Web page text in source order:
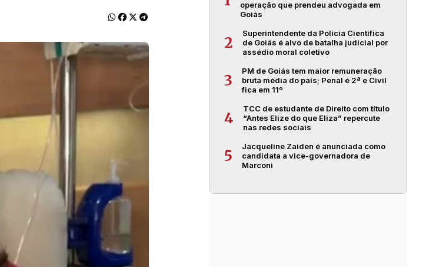
operação que prendeu advogada em
Goiás
2
Superintendente da Polícia Científica
de Goiás é alvo de batalha judicial por
assédio moral coletivo
3
PM de Goiás tem maior remuneração
bruta média do país; Penal é 2ª e Civil
fica em 11º
4
TCC de estudante de Direito com título
“Antes Elize do que Eliza” repercute
nas redes sociais
5
Jacqueline Zaiden é anunciada como
candidata a vice-governadora de
Marconi